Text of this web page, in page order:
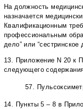
На должность
назначается
Квалификационным
профессиональным
дело” или “сестринское
13. Приложение N 20 к
следующего
57.
14. Пункты 5 – 8 в